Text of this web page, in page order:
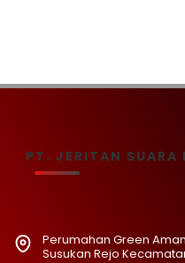
PT. JERITAN SUARA
Perumahan Green
Susukan Rejo